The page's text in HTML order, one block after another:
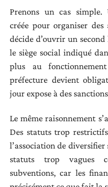
Prenons un cas simple.
créée pour organiser
décide d’ouvrir un
le siège social indiqué
plus au
préfecture devient
jour expose à des
Le même raisonnement
Des statuts trop
l’association de diversifier
statuts trop vagues
subventions, car les